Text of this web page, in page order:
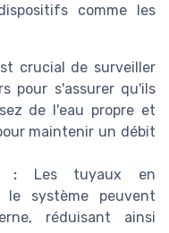
comme les
crucial de surveiller
pour s'assurer qu'ils
de l'eau propre et
maintenir un débit
: Les tuyaux en
le système peuvent
réduisant ainsi